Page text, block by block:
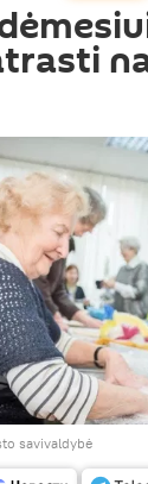
savivaldybė